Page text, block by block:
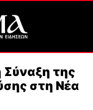
Σύναξη της
στη Νέα